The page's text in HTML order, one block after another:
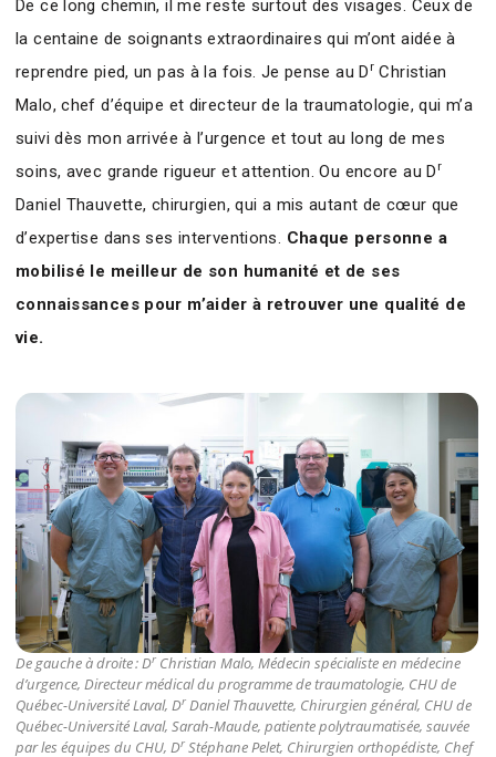
De ce long chemin, il me reste surtout des visages. Ceux de
la centaine de soignants extraordinaires qui m’ont aidée à
reprendre pied, un pas à la fois. Je pense au D r Christian
Malo, chef d’équipe et directeur de la traumatologie, qui m’a
suivi dès mon arrivée à l’urgence et tout au long de mes
soins, avec grande rigueur et attention. Ou encore au D r
Daniel Thauvette, chirurgien, qui a mis autant de cœur que
d’expertise dans ses interventions. Chaque personne a
mobilisé le meilleur de son humanité et de ses
connaissances pour m’aider à retrouver une qualité de
vie.
De gauche à droite : Dr Christian Malo, Médecin spécialiste en médecine
d’urgence, Directeur médical du programme de traumatologie, CHU de
Québec-Université Laval, Dr Daniel Thauvette, Chirurgien général, CHU de
Québec-Université Laval, Sarah-Maude, patiente polytraumatisée, sauvée
par les équipes du CHU, Dr Stéphane Pelet, Chirurgien orthopédiste, Chef